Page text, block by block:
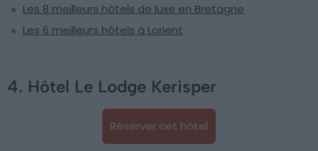
Les 8 meilleurs hôtels de luxe en Bretagne
Les 6 meilleurs hôtels à Lorient
4. Hôtel Le Lodge Kerisper
Réserver cet hôtel